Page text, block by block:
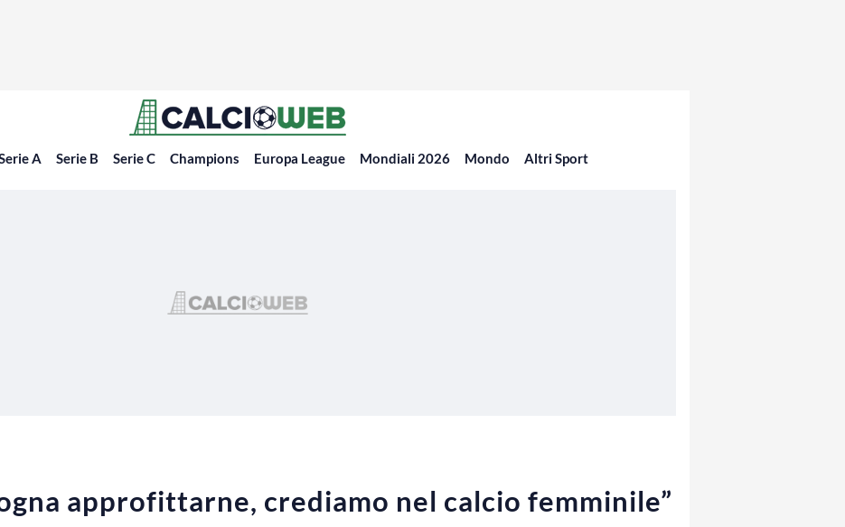
A Serie B Serie C Champions Europa League Mondiali 2026 Mondo Altri Sport
approfittarne, crediamo nel calcio femminile”